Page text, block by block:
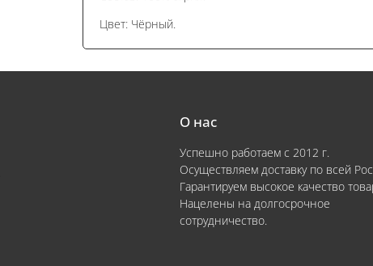
Цвет: Чёрный.
О нас
Успешно работаем с 2012 г.
Осуществляем доставку по всей
Гарантируем высокое качество
Нацелены на долгосрочное
сотрудничество.